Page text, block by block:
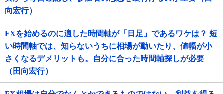
向宏行）
FXを始めるのに適した時間軸が「日足」であるワケは？ 短
い時間軸では、知らないうちに相場が動いたり、値幅が小
さくなるデメリットも。自分に合った時間軸探しが必要
（田向宏行）